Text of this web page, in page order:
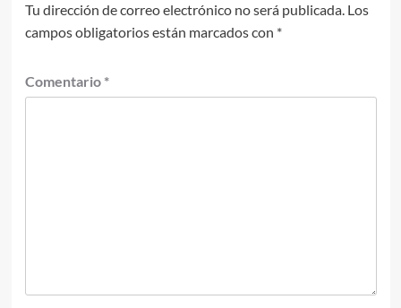
Tu dirección de correo electrónico no será publicada. Los
campos obligatorios están marcados con *
Comentario *